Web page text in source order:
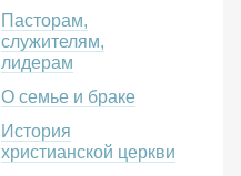
Пасторам,
служителям,
лидерам
О семье и браке
История
христианской церкви